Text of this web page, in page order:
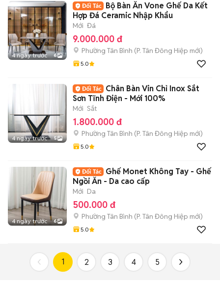
4 ngày trước 6
Bộ Bàn Ăn Vone Ghế Da Kết
Hợp Đá Ceramic Nhập Khẩu
Mới Đá
9.000.000 đ
Phường Tân Bình (P. Tân Đông Hiệp mới)
5.0
4 ngày trước 5
Chân Bàn Vin Chỉ Inox Sắt
Sơn Tĩnh Điện - Mới 100%
Mới Sắt
1.800.000 đ
Phường Tân Bình (P. Tân Đông Hiệp mới)
5.0
4 ngày trước 6
Ghế Monet Không Tay - Ghế
Ngồi Ăn - Da cao cấp
Mới Da
500.000 đ
Phường Tân Bình (P. Tân Đông Hiệp mới)
5.0
1 2 3 4 5